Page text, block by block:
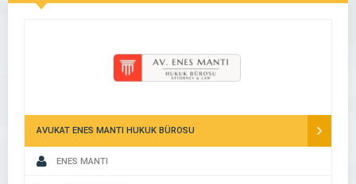
GÖR
AVUKAT ENES MANTI HUKUK BÜROSU
ENES MANTI